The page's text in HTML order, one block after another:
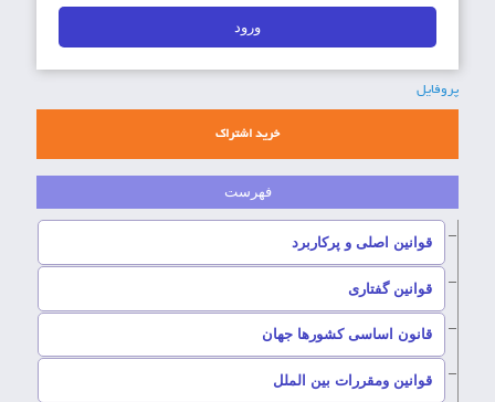
پروفایل
خرید اشتراک
قوانین اصلی و پرکاربرد
قوانین گفتاری
قانون اساسی کشورها جهان
قوانین ومقررات بین الملل